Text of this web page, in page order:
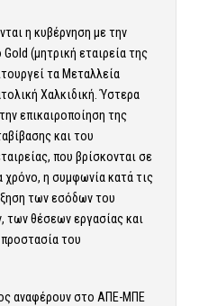
η κυβέρνηση με την
(μητρική εταιρεία της
τα Μεταλλεία
Χαλκιδική. Ύστερα
επικαιροποίηση της
και του
που βρίσκονται σε
χρόνο, η συμφωνία κατά τις
των εσόδων του
των θέσεων εργασίας και
του
αναφέρουν στο ΑΠΕ-ΜΠΕ